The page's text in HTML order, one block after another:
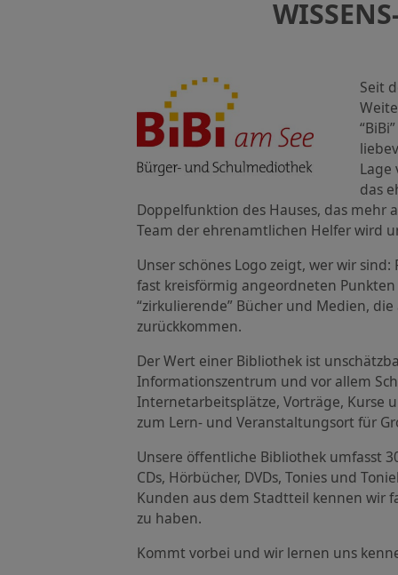
Seit
Lage
das
Doppelfunktion des Hauses, das mehr
Team der ehrenamtlichen Helfer wird
Unser schönes Logo zeigt, wer wir
fast kreisförmig angeordneten
“zirkulierende” Bücher und Medien,
zurückkommen.
Der Wert einer Bibliothek ist
Informationszentrum und vor allem
Internetarbeitsplätze, Vorträge, Kurse
zum Lern- und Veranstaltungsort für
Unsere öffentliche Bibliothek umfasst
CDs, Hörbücher, DVDs, Tonies und
Kunden aus dem Stadtteil kennen wir
zu haben.
Kommt vorbei und wir lernen uns